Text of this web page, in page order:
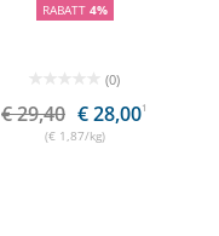
RABATT 4%
(0)
€ 29,40 € 28,001
(€ 1,87/kg)